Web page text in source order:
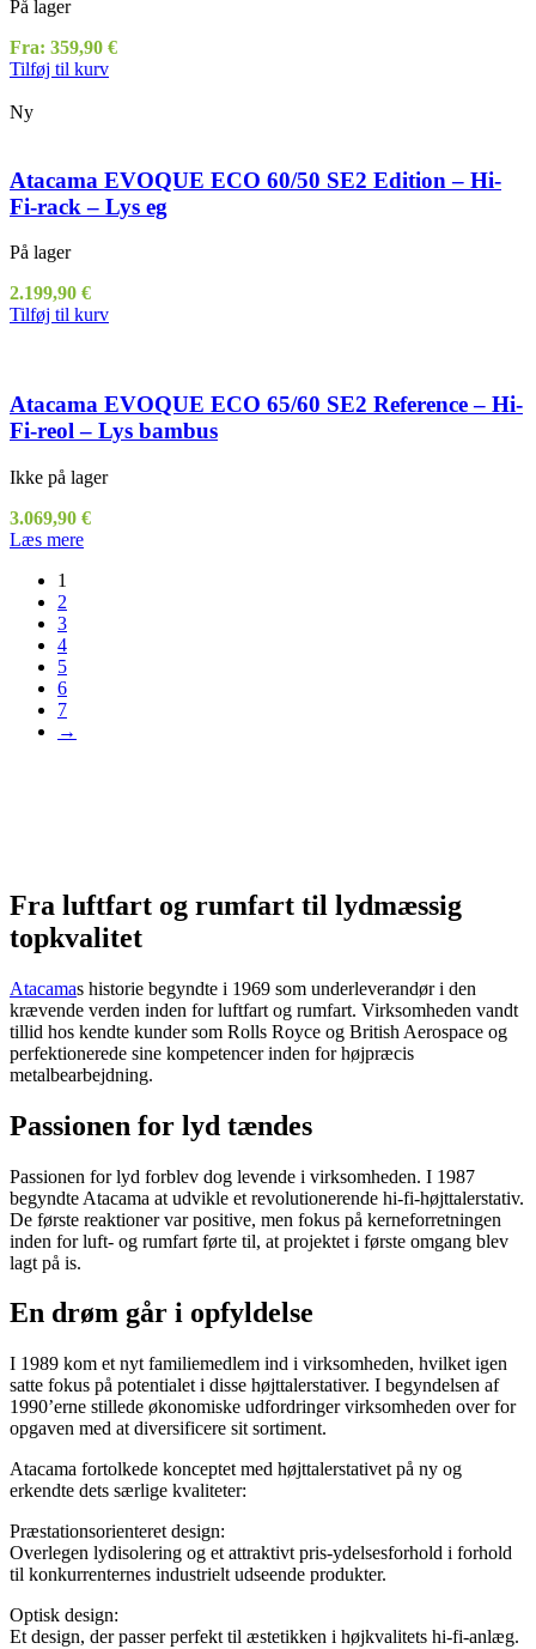
På lager
Fra: 359,90 €
Tilføj til kurv
Ny
Atacama EVOQUE ECO 60/50 SE2 Edition – Hi-
Fi-rack – Lys eg
På lager
2.199,90 €
Tilføj til kurv
Atacama EVOQUE ECO 65/60 SE2 Reference – Hi-
Fi-reol – Lys bambus
Ikke på lager
3.069,90 €
Læs mere
1
2
3
4
5
6
7
→
Fra luftfart og rumfart til lydmæssig
topkvalitet
Atacamas historie begyndte i 1969 som underleverandør i den
krævende verden inden for luftfart og rumfart. Virksomheden vandt
tillid hos kendte kunder som Rolls Royce og British Aerospace og
perfektionerede sine kompetencer inden for højpræcis
metalbearbejdning.
Passionen for lyd tændes
Passionen for lyd forblev dog levende i virksomheden. I 1987
begyndte Atacama at udvikle et revolutionerende hi-fi-højttalerstativ.
De første reaktioner var positive, men fokus på kerneforretningen
inden for luft- og rumfart førte til, at projektet i første omgang blev
lagt på is.
En drøm går i opfyldelse
I 1989 kom et nyt familiemedlem ind i virksomheden, hvilket igen
satte fokus på potentialet i disse højttalerstativer. I begyndelsen af
1990’erne stillede økonomiske udfordringer virksomheden over for
opgaven med at diversificere sit sortiment.
Atacama fortolkede konceptet med højttalerstativet på ny og
erkendte dets særlige kvaliteter:
Præstationsorienteret design:
Overlegen lydisolering og et attraktivt pris-ydelsesforhold i forhold
til konkurrenternes industrielt udseende produkter.
Optisk design:
Et design, der passer perfekt til æstetikken i højkvalitets hi-fi-anlæg.